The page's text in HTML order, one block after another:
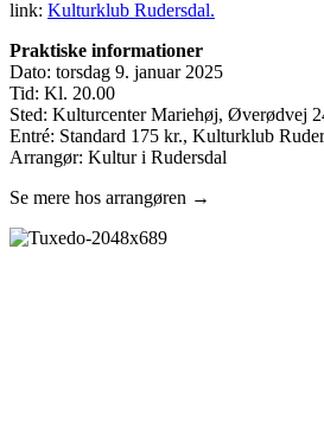
link: Kulturklub Rudersdal.
Praktiske informationer
Dato: torsdag 9. januar 2025
Tid: Kl. 20.00
Sted: Kulturcenter Mariehøj, Øverødvej
Entré: Standard 175 kr., Kulturklub
Arrangør: Kultur i Rudersdal
Se mere hos arrangøren →